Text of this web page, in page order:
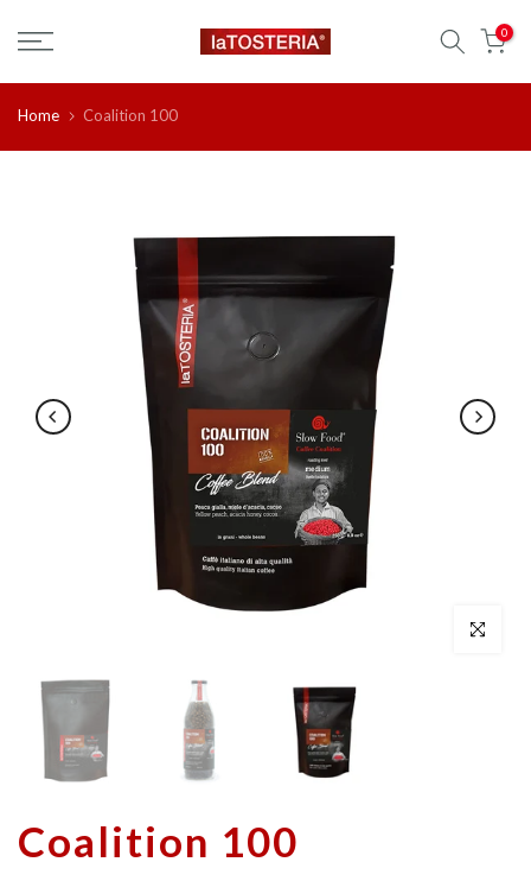
al
contenuto
0
Home Coalition 100
Clicca per
Coalition 100